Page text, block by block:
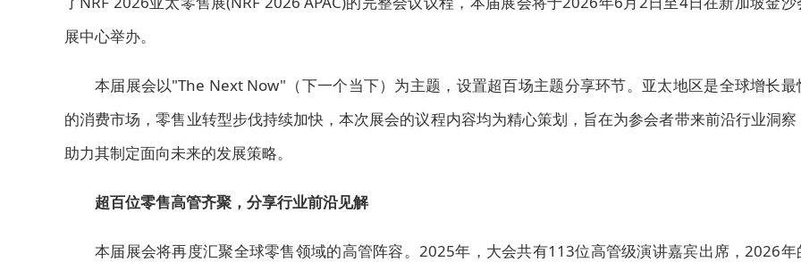
展中心举办。
本届展会以"The Next Now"（下一个当下）为主题，设置超百场主题分享环节。亚太地区是全球增长最
的消费市场，零售业转型步伐持续加快，本次展会的议程内容均为精心策划，旨在为参会者带来前沿行业洞察
助力其制定面向未来的发展策略。
超百位零售高管齐聚，分享行业前沿见解
本届展会将再度汇聚全球零售领域的高管阵容。2025年，大会共有113位高管级演讲嘉宾出席，2026年